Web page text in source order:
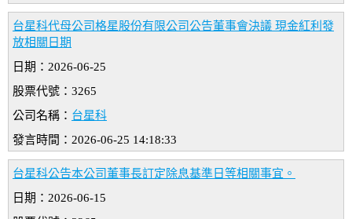
台星科代母公司格星股份有限公司公告董事會決議 現金紅利發
放相關日期
日期：2026-06-25
股票代號：3265
公司名稱： 台星科
發言時間：2026-06-25 14:18:33
台星科公告本公司董事長訂定除息基準日等相關事宜。
日期：2026-06-15